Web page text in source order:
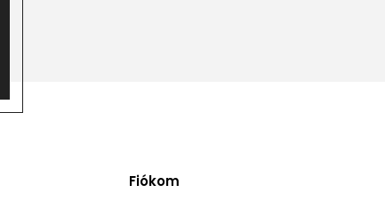
Fiókom